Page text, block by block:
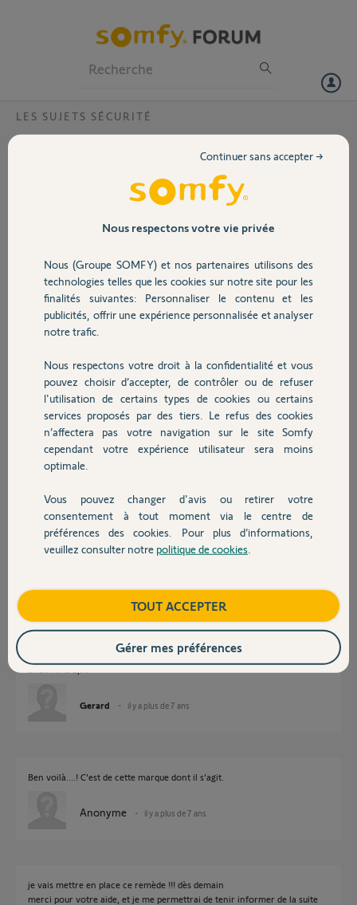
Volet
Sécurité
Domotique
Chauffage
Autres produits
Devis avec un pro
Contact
LES SUJETS SÉCURITÉ
sirène extérieure non reconnue?
après changement des piles plus de déclenchement de la sirène
extérieure lors de test de l'alarme? alors qu'avant elle fonctionnait
système général Protexiom 7 et siréne ext. ref. 2400935C (49/13C).
Gerard
Gerard
il y a plus de 7 ans
Réponses
Bonjour,
Quelle type de piles utilisez-vous.
qui a pour effet de toucher le pôle positif de la pile à côté.
Si tel est le cas, enroulez un morceau de ruban isolant au ras du pôle
négatif.
Gerard il y a plus de 7 ans
Ben voilà....! C'est de cette marque dont il s'agit.
Anonyme il y a plus de 7 ans
je vais mettre en place ce remède !!! dès demain
merci pour votre aide, et je me permettrai de tenir informer de la suite
Nous respectons votre vie privée
Nous (Groupe SOMFY) et nos partenaires utilisons des
technologies telles que les cookies sur notre site pour les
finalités suivantes: Personnaliser le contenu et les
publicités, offrir une expérience personnalisée et analyser
notre trafic.
Nous respectons votre droit à la confidentialité et vous
pouvez choisir d’accepter, de contrôler ou de refuser
l'utilisation de certains types de cookies ou certains
services proposés par des tiers. Le refus des cookies
n’affectera pas votre navigation sur le site Somfy
cependant votre expérience utilisateur sera moins
optimale.
Vous pouvez changer d'avis ou retirer votre
consentement à tout moment via le centre de
préférences des cookies. Pour plus d’informations,
veuillez consulter notre politique de cookies
Continuer sans accepter →
TOUT ACCEPTER
Gérer mes préférences